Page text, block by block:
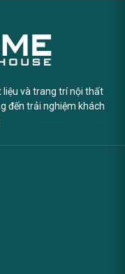
liệu và trang trí nội thất
đến trải nghiệm khách